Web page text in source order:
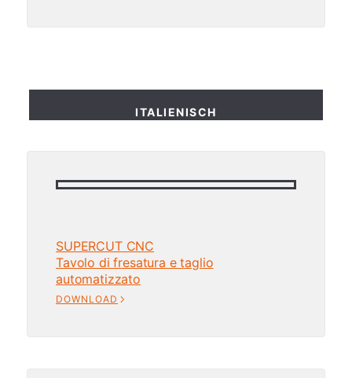
ITALIENISCH
SUPERCUT CNC
Tavolo di fresatura e taglio
automatizzato
DOWNLOAD